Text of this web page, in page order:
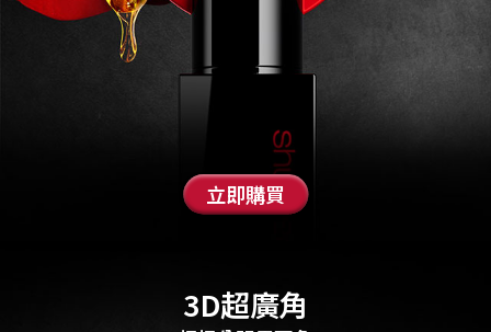
立即購買
3D超廣角